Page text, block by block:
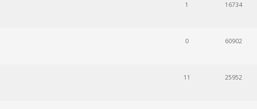
1 16734
0 60902
11 25952